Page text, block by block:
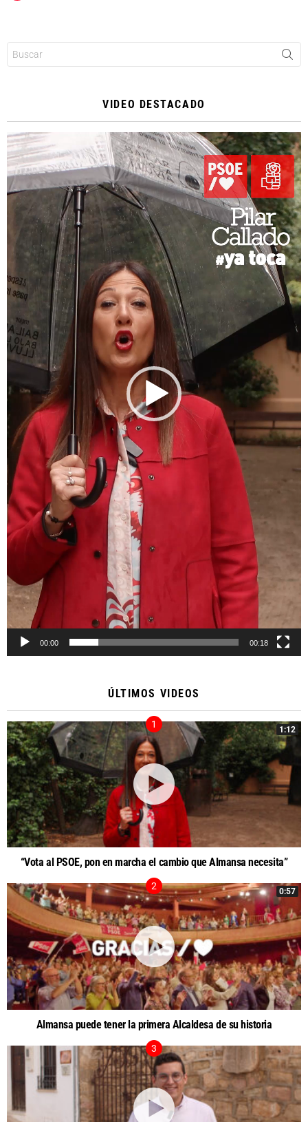
VIDEO DESTACADO
Reproductor
de
vídeo
00:00 00:18
ÚLTIMOS VIDEOS
1:12
“Vota al PSOE, pon en marcha el cambio que Almansa necesita”
0:57
Almansa puede tener la primera Alcaldesa de su historia